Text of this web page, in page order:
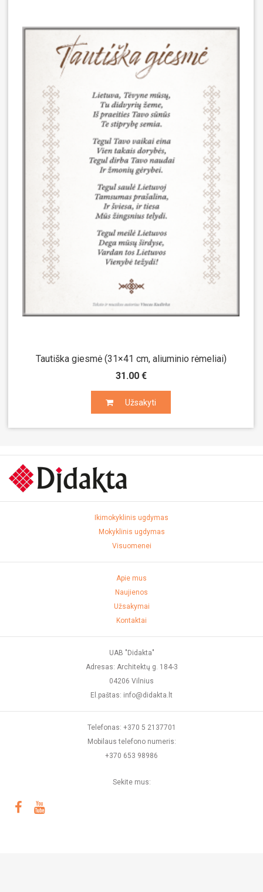
Tautiška giesmė (31×41 cm, aliuminio rėmeliai)
31.00 €
Užsakyti
Užsakyti
Ikimokyklinis ugdymas
Mokyklinis ugdymas
Visuomenei
Apie mus
Naujienos
Užsakymai
Kontaktai
UAB "Didakta"
Adresas: Architektų g. 184-3
04206 Vilnius
El.paštas: info@didakta.lt
Telefonas: +370 5 2137701
Mobilaus telefono numeris:
+370 653 98986
Sekite mus: